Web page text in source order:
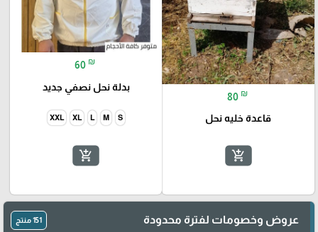
80 ₪
قاعدة خليه نحل
add_shopping_cart
60 ₪
بدلة نحل نصفي جديد
S
M
L
XL
XXL
add_shopping_cart
عروض وخصومات لفترة محدودة 151 منتج